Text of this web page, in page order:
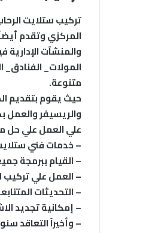
تركيب ستلايت
المركزي وتقدم
والمنشآت
المولات_
متنوعة.
حيث يقوم بتقديم
والريسيفر والعمل
علي العمل علي حل
– خدمات فني
– القيام ببرمجة
– العمل علي تركيب
– التحديثات
– إمكانية تجديد
– وأخيراً التعاقد